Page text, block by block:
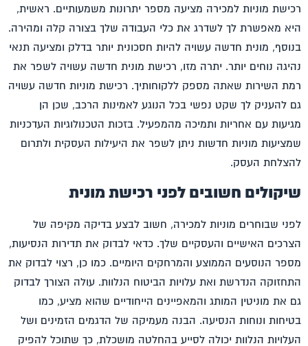
רכישת מוניות למכירה מציעה מספר יתרונות משמעותיים. ראשית,
היא מאפשרת לך לשדרג את כלי העבודה שלך בצורה קלה ומהירה.
בנוסף, מונית חדשה עשויה להיות חסכונית יותר בדלק ומציעה תנאי
נהיגה נוחים יותר. יתרה מזו, רכישת מונית חדשה עשויה לשפר את
רמת השירות שאתה מספק ללקוחותיך. רכישת מוניות חדשה עשויה
גם להעניק לך שקט נפשי בכל הנוגע לאמינות הרכב, שכן הן
מגיעות עם אחריות ותמיכה מהמפעיל. בזכות הטכנולוגיות העדכניות
שמציעות מוניות חדשות ניתן לשפר את היעילות העסקית ולתרום
להצלחת העסק.
שיקולים חשובים לפני רכישת מונית
לפני שבוחרים מוניות למכירה, חשוב לבצע בדיקה מקיפה של
הצרכים האישיים והעסקיים שלך. כדאי לבדוק את תדירות הנסיעות,
מספר הנוסעים הממוצע והמרחקים היומיים. כמו כן, רצוי לבדוק את
התחזוקה הנדרשת ואת עלויות הביטוח הנלוות. עולה הצורך לבדוק
גם את מוניטין המותג והמאפיינים הייחודיים שהוא מציע, כמו
בטיחות ונוחות הנסיעה. הבנה מעמיקה של הדגמים הזמינים ושל
העלויות הנלוות יכולה לסייע בהחלטה מושכלת, כך שתוכל להפיק